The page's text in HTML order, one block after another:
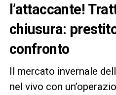
l’attaccante!
chiusura:
confronto
Il mercato invernale
nel vivo con